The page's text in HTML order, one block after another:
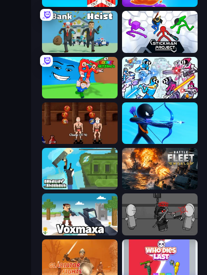
Build and Crush Dye Hard
Bank Heist Stickman Project
Space Wars Battleground
Swords and Sandals 2 Archers Random
Getaway Shootout Battle Fleet World
Voxmaxa Madness Project Nexus